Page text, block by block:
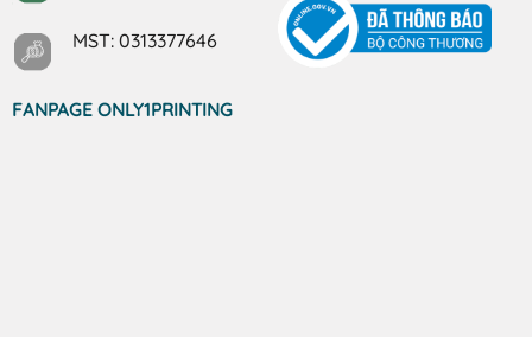
MST: 0313377646
FANPAGE ONLY1PRINTING